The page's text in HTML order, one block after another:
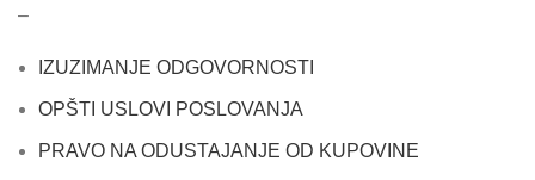
–
IZUZIMANJE ODGOVORNOSTI
OPŠTI USLOVI POSLOVANJA
PRAVO NA ODUSTAJANJE OD KUPOVINE